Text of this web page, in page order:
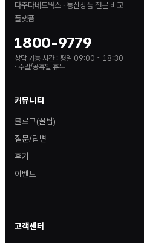
다주다네트웍스 · 통신상품 전문 비교
플랫폼
1800-9779
상담 가능 시간 : 평일 09:00 ~ 18:30
· 주말/공휴일 휴무
커뮤니티
블로그(꿀팁)
질문/답변
후기
이벤트
고객센터